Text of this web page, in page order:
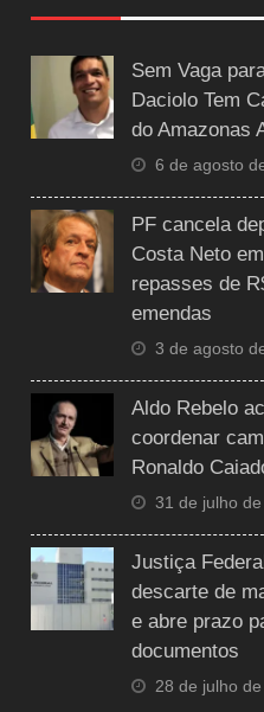
Sem Vaga
Daciolo Tem
do Amazonas
6 de agosto
PF cancela
Costa Neto
repasses de
emendas
3 de agosto
Aldo Rebelo
coordenar
Ronaldo
31 de julho
Justiça
descarte de
e abre prazo
documentos
28 de julho